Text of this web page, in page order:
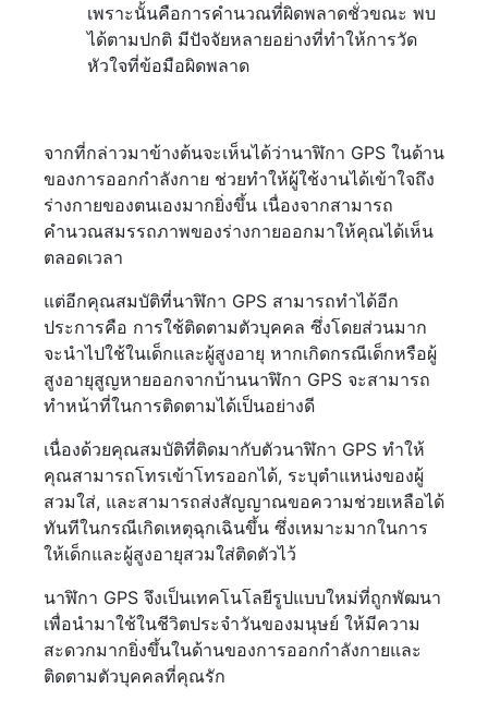
เพราะนั้นคือการคำนวณที่ผิดพลาดชั่วขณะ พบ
ได้ตามปกติ มีปัจจัยหลายอย่างที่ทำให้การวัด
หัวใจที่ข้อมือผิดพลาด
จากที่กล่าวมาข้างต้นจะเห็นได้ว่านาฬิกา GPS ในด้าน
ของการออกกำลังกาย ช่วยทำให้ผู้ใช้งานได้เข้าใจถึง
ร่างกายของตนเองมากยิ่งขึ้น เนื่องจากสามารถ
คำนวณสมรรถภาพของร่างกายออกมาให้คุณได้เห็น
ตลอดเวลา
แต่อีกคุณสมบัติที่นาฬิกา GPS สามารถทำได้อีก
ประการคือ การใช้ติดตามตัวบุคคล ซึ่งโดยส่วนมาก
จะนำไปใช้ในเด็กและผู้สูงอายุ หากเกิดกรณีเด็กหรือผู้
สูงอายุสูญหายออกจากบ้านนาฬิกา GPS จะสามารถ
ทำหน้าที่ในการติดตามได้เป็นอย่างดี
เนื่องด้วยคุณสมบัติที่ติดมากับตัวนาฬิกา GPS ทำให้
คุณสามารถโทรเข้าโทรออกได้, ระบุตำแหน่งของผู้
สวมใส่, และสามารถส่งสัญญาณขอความช่วยเหลือได้
ทันทีในกรณีเกิดเหตุฉุกเฉินขึ้น ซึ่งเหมาะมากในการ
ให้เด็กและผู้สูงอายุสวมใส่ติดตัวไว้
นาฬิกา GPS จึงเป็นเทคโนโลยีรูปแบบใหม่ที่ถูกพัฒนา
เพื่อนำมาใช้ในชีวิตประจำวันของมนุษย์ ให้มีความ
สะดวกมากยิ่งขึ้นในด้านของการออกกำลังกายและ
ติดตามตัวบุคคลที่คุณรัก